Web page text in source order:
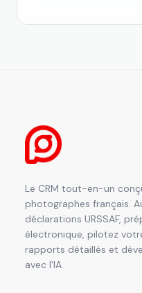
Le CRM tout-en-un
photographes français.
déclarations URSSAF,
électronique, pilotez
rapports détaillés et
avec l'IA.